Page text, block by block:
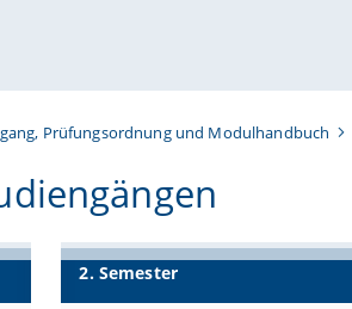
Prüfungsordnung und Modulhandbuch
2. Semester